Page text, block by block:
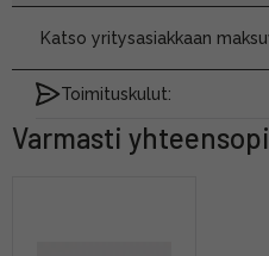
Katso yritysasiakkaan
Toimituskulut:
Varmasti